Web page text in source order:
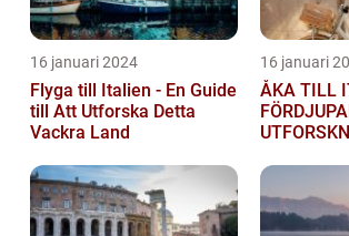
16 januari 2024
Flyga till Italien - En Guide
till Att Utforska Detta
Vackra Land
16 januari
ÅKA TILL